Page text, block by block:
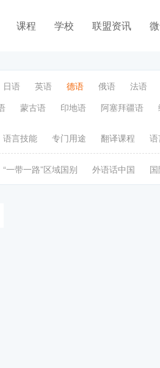
课程 学校 联盟资讯
日语 英语 德语 俄语 法语
蒙古语 印地语 阿塞拜疆语
语言技能 专门用途 翻译课程
“一带一路”区域国别 外语话中国